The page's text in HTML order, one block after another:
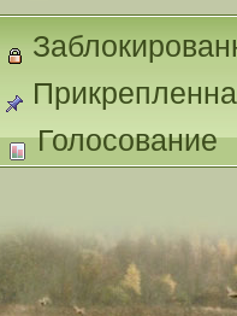
Голосование